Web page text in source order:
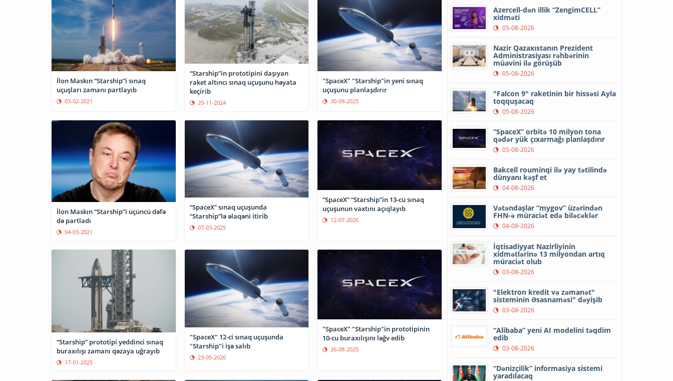
İlon Maskın “Starship”i sınaq
uçuşları zamanı partlayıb
03-02-2021
“Starship”in prototipini daşıyan
raket altıncı sınaq uçuşunu həyata
keçirib
20-11-2024
"SpaceX" "Starship"in yeni sınaq
uçuşunu planlaşdırır
30-09-2025
İlon Maskın “Starship”i üçüncü dəfə
də partladı
04-03-2021
“SpaceX” sınaq uçuşunda
“Starship”lə əlaqəni itirib
07-03-2025
“SpaceX” “Starship”in 13-cü sınaq
uçuşunun vaxtını açıqlayıb
12-07-2026
“Starship” prototipi yeddinci sınaq
buraxılışı zamanı qəzaya uğrayıb
17-01-2025
"SpaceX" 12-ci sınaq uçuşunda
"Starship"i işə salıb
23-05-2026
"SpaceX" "Starship"in prototipinin
10-cu buraxılışını ləğv edib
26-08-2025
Azercell-dən illik “ZengimCELL”
xidməti
05-08-2026
Nazir Qazaxıstanın Prezident
Administrasiyası rəhbərinin
müavini ilə görüşüb
05-08-2026
"Falcon 9" raketinin bir hissəsi Ayla
toqquşacaq
05-08-2026
“SpaceX” orbitə 10 milyon tona
qədər yük çıxarmağı planlaşdırır
05-08-2026
Bakcell rouminqi ilə yay tətilində
dünyanı kəşf et
04-08-2026
Vətəndaşlar “mygov” üzərindən
FHN-ə müraciət edə biləcəklər
04-08-2026
İqtisadiyyat Nazirliyinin
xidmətlərinə 13 milyondan artıq
müraciət olub
03-08-2026
"Elektron kredit və zəmanət"
sisteminin Əsasnaməsi" dəyişib
03-08-2026
“Alibaba” yeni AI modelini təqdim
edib
03-08-2026
“Dənizçilik” informasiya sistemi
yaradılacaq